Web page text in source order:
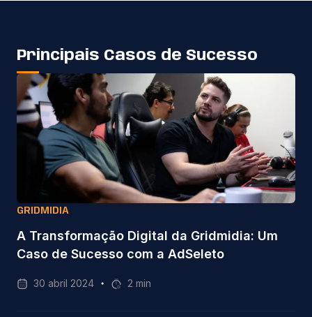
Principais Casos de Sucesso
GRIDMIDIA
A Transformação Digital da Gridmidia: Um
Caso de Sucesso com a AdSeleto
30 abril 2024